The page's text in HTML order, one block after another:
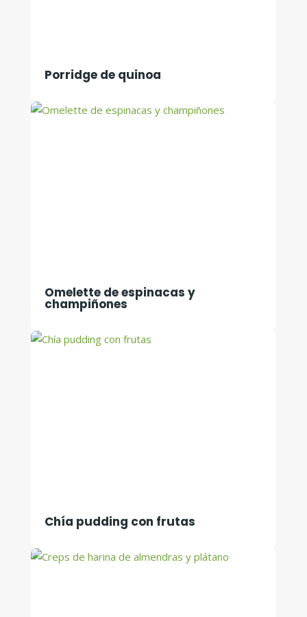
Porridge de quinoa
Omelette de espinacas y
champiñones
Chía pudding con frutas